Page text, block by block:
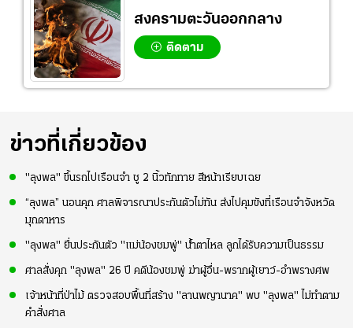
สงครามตะวันออกกลาง
ติดตาม
ข่าวที่เกี่ยวข้อง
"ลุงพล" ขึ้นรถไปเรือนจำ ชู 2 นิ้วทักทาย สีหน้าเรียบเฉย
“ลุงพล” นอนคุก ศาลพิจารณาประกันตัวไม่ทัน ส่งไปคุมขังที่เรือนจำจังหวัด
มุกดาหาร
"ลุงพล" ยื่นประกันตัว "แม่น้องชมพู่" น้ำตาไหล ลูกได้รับความเป็นธรรม
ศาลสั่งคุก "ลุงพล" 26 ปี คดีน้องชมพู่ ฆ่าผู้อื่น-พรากผู้เยาว์-อำพรางศพ
เจ้าหน้าที่ป่าไม้ ตรวจสอบพื้นที่สร้าง "ลานพญานาค" พบ "ลุงพล" ไม่ทำตาม
คำสั่งศาล